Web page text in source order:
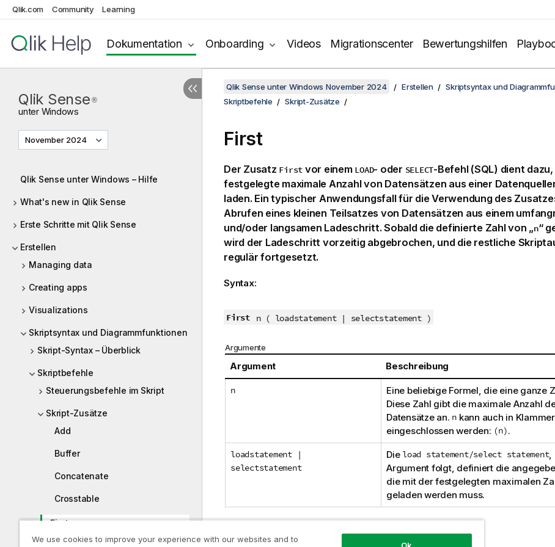
Qlik.com Community Learning
Dokumentation Onboarding Videos Migrationscenter Bewertungshilfen
Qlik Sense ®
unter Windows
November 2024
Qlik Sense unter Windows – Hilfe
What's new in Qlik Sense
Erste Schritte mit Qlik Sense
Erstellen
Managing data
Creating apps
Visualizations
Skriptsyntax und Diagrammfunktionen
Skript-Syntax – Überblick
Skriptbefehle
Steuerungsbefehle im Skript
Skript-Zusätze
Add
Buffer
Concatenate
Crosstable
First
Qlik Sense unter Windows November 2024 Erstellen
Skriptsyntax und
Skriptbefehle
Skript-Zusätze
First
Der Zusatz First vor einem LOAD- oder SELECT-Befehl (SQL) dient
festgelegte maximale Anzahl von Datensätzen aus einer
laden. Ein typischer Anwendungsfall für die Verwendung des
Abrufen eines kleinen Teilsatzes von Datensätzen aus einem
und/oder langsamen Ladeschritt. Sobald die definierte Zahl von „n“
wird der Ladeschritt vorzeitig abgebrochen, und die restliche
regulär fortgesetzt.
Syntax:
First n ( loadstatement | selectstatement )
Argumente
Argument Beschreibung
n
Eine beliebige Formel, die eine ganze
Diese Zahl gibt die maximale Anzahl
Datensätze an. n kann auch in
eingeschlossen werden: (n).
loadstatement |
selectstatement
Die load statement/select statement,
Argument folgt, definiert die
die mit der festgelegten maximalen
geladen werden muss.
We use cookies to improve your experience with our websites and to